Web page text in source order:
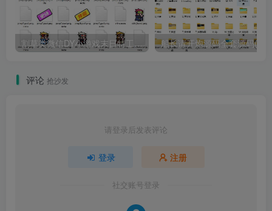
割草类微信DY小游戏末日特工队源码 Cocos Creator
评论 抢沙发
请登录后发表评论
登录 注册
社交账号登录